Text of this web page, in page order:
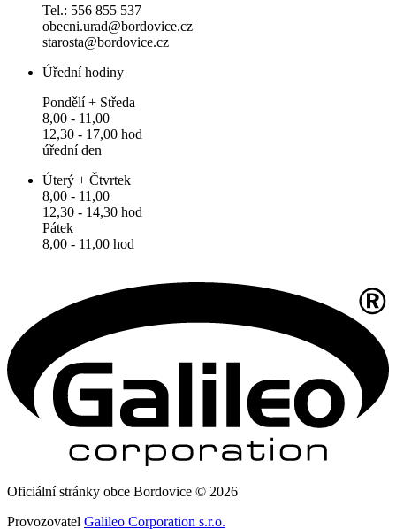
Tel.: 556 855 537
obecni.urad@bordovice.cz
starosta@bordovice.cz
Úřední hodiny
Pondělí + Středa
8,00 - 11,00
12,30 - 17,00 hod
úřední den
Úterý + Čtvrtek
8,00 - 11,00
12,30 - 14,30 hod
Pátek
8,00 - 11,00 hod
Oficiální stránky obce Bordovice © 2026
Provozovatel Galileo Corporation s.r.o.